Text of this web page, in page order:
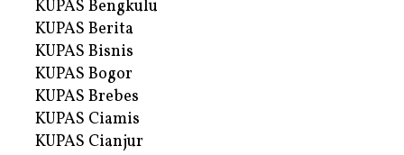
KUPAS Bengkulu
KUPAS Berita
KUPAS Bisnis
KUPAS Bogor
KUPAS Brebes
KUPAS Ciamis
KUPAS Cianjur